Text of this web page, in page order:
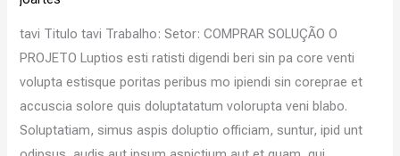
tavi Titulo tavi Trabalho: Setor: COMPRAR SOLUÇÃO O
PROJETO Luptios esti ratisti digendi beri sin pa core venti
volupta estisque poritas peribus mo ipiendi sin coreprae et
accuscia solore quis doluptatatum volorupta veni blabo.
Soluptatiam, simus aspis doluptio officiam, suntur, ipid unt